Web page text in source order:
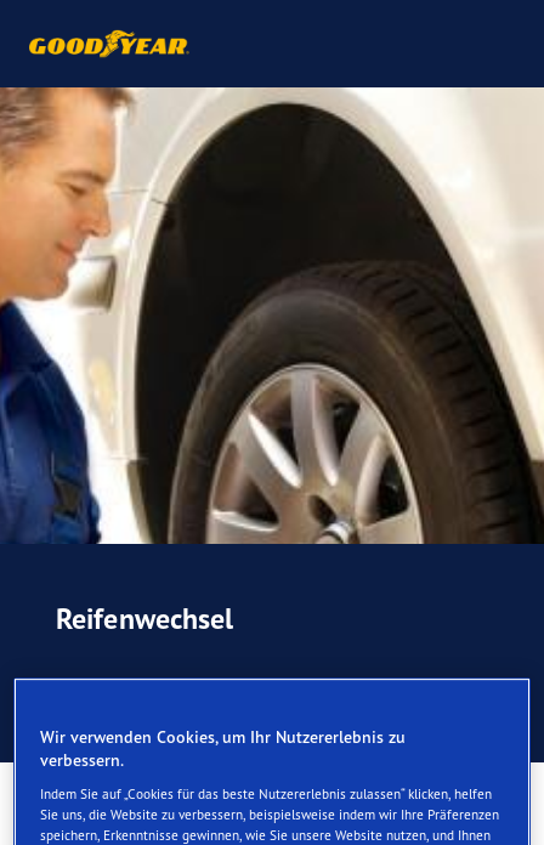
Reifenwechsel
Wann Sie Ihre Reifen ersetzen
Reifenwechsel
Wir verwenden Cookies, um Ihr Nutzererlebnis zu
verbessern.
Indem Sie auf „Cookies für das beste Nutzererlebnis zulassen“ klicken, helfen
Sie uns, die Website zu verbessern, beispielsweise indem wir Ihre Präferenzen
speichern, Erkenntnisse gewinnen, wie Sie unsere Website nutzen, und Ihnen